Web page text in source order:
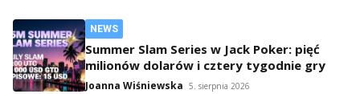
NEWS
Summer Slam Series w Jack Poker: pięć
milionów dolarów i cztery tygodnie gry
Joanna Wiśniewska 5. sierpnia 2026